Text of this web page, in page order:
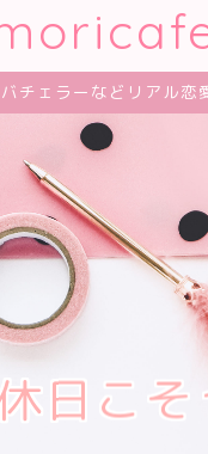
チェラーなどリアル恋
日こ